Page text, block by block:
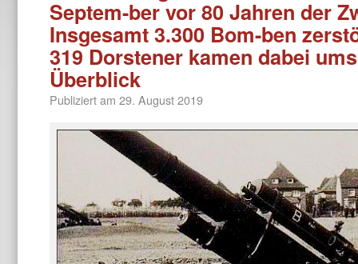
Septem-ber vor 80 Jahren der
Insgesamt 3.300 Bom-ben
319 Dorstener kamen dabei
Überblick
Publiziert am 29. August 2019